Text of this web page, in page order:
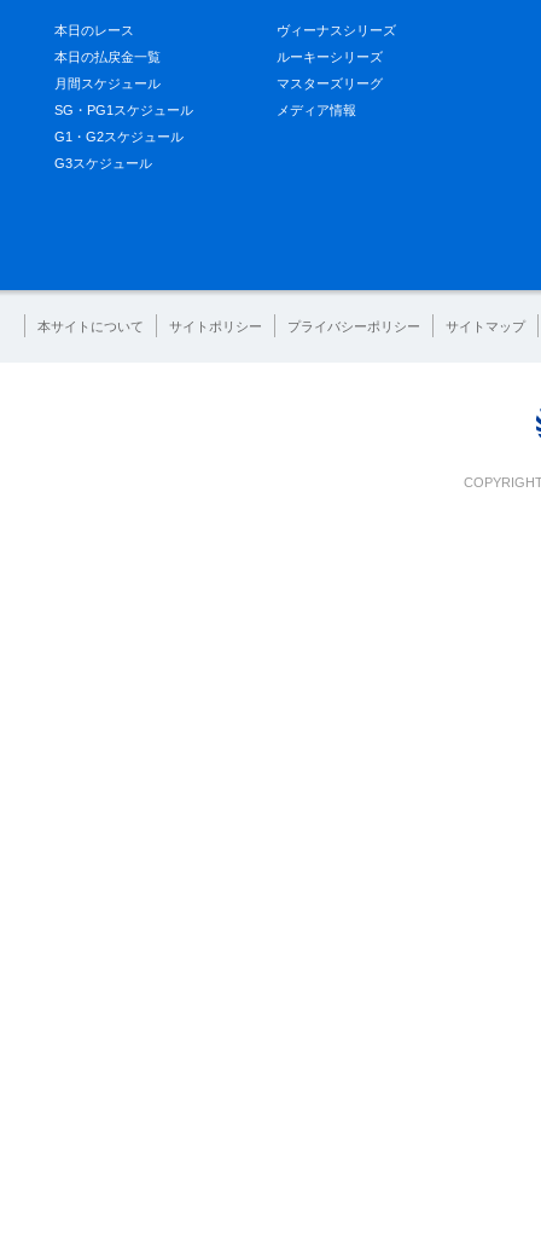
本日のレース
本日の払戻金一覧
月間スケジュール
SG・PG1スケジュール
G1・G2スケジュール
G3スケジュール
ヴィーナスシリーズ
ルーキーシリーズ
マスターズリーグ
メディア情報
本サイトについて サイトポリシー プライバシーポリシー サイトマップ